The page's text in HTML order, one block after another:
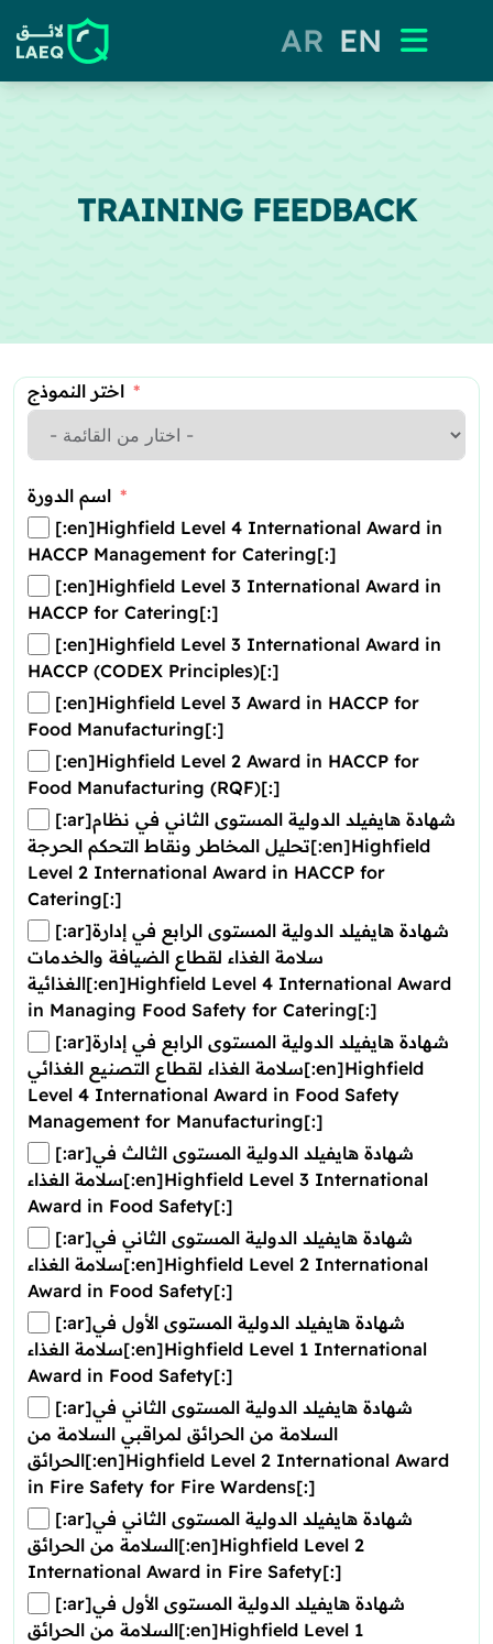
AR EN
TRAINING FEEDBACK
اختر النموذج
[:en]Highfield Level 4 International Award in
HACCP Management for Catering[:]
[:en]Highfield Level 3 International Award in
HACCP for Catering[:]
[:en]Highfield Level 3 International Award in
HACCP (CODEX Principles)[:]
[:en]Highfield Level 3 Award in HACCP for
Food Manufacturing[:]
[:en]Highfield Level 2 Award in HACCP for
Food Manufacturing (RQF)[:]
[:ar]شهادة هايفيلد الدولية المستوى الثاني في نظام
تحليل المخاطر ونقاط التحكم الحرجة[:en]Highfield
Level 2 International Award in HACCP for
Catering[:]
[:ar]شهادة هايفيلد الدولية المستوى الرابع في إدارة
سلامة الغذاء لقطاع الضيافة والخدمات
الغذائية[:en]Highfield Level 4 International Award
in Managing Food Safety for Catering[:]
[:ar]شهادة هايفيلد الدولية المستوى الرابع في إدارة
سلامة الغذاء لقطاع التصنيع الغذائي[:en]Highfield
Level 4 International Award in Food Safety
Management for Manufacturing[:]
[:ar]شهادة هايفيلد الدولية المستوى الثالث في
سلامة الغذاء[:en]Highfield Level 3 International
Award in Food Safety[:]
[:ar]شهادة هايفيلد الدولية المستوى الثاني في
سلامة الغذاء[:en]Highfield Level 2 International
Award in Food Safety[:]
[:ar]شهادة هايفيلد الدولية المستوى الأول في
سلامة الغذاء[:en]Highfield Level 1 International
Award in Food Safety[:]
[:ar]شهادة هايفيلد الدولية المستوى الثاني في
السلامة من الحرائق لمراقبي السلامة من
الحرائق[:en]Highfield Level 2 International Award
in Fire Safety for Fire Wardens[:]
[:ar]شهادة هايفيلد الدولية المستوى الثاني في
السلامة من الحرائق[:en]Highfield Level 2
International Award in Fire Safety[:]
[:ar]شهادة هايفيلد الدولية المستوى الأول في
السلامة من الحرائق[:en]Highfield Level 1